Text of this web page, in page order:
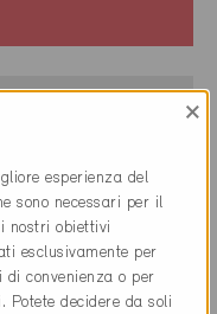
×
esperienza del
sono necessari per il
nostri obiettivi
esclusivamente per
convenienza o per
decidere da soli